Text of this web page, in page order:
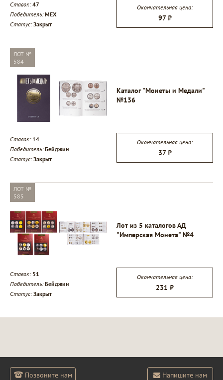
▾
Ставок:47
Победитель: MEX
Статус:Закрыт
Окончательная цена:
97 ₽
ЛОТ №
584
Каталог "Монеты и Медали"
№136
Ставок: 14
Победитель: Бейджин
Статус:Закрыт
Окончательная цена:
37 ₽
ЛОТ №
585
Лот из 5 каталогов АД
"Имперская Монета" №4
Ставок: 51
Победитель: Бейджин
Статус:Закрыт
Окончательная цена:
231 ₽
Позвоните нам Напишите нам